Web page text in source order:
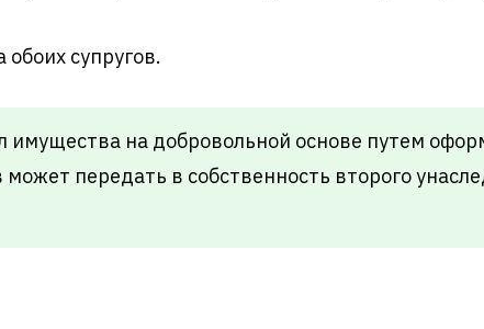
супругов.
на добровольной основе путем
передать в собственность второго